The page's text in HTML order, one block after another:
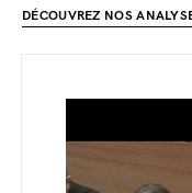
DÉCOUVREZ NOS